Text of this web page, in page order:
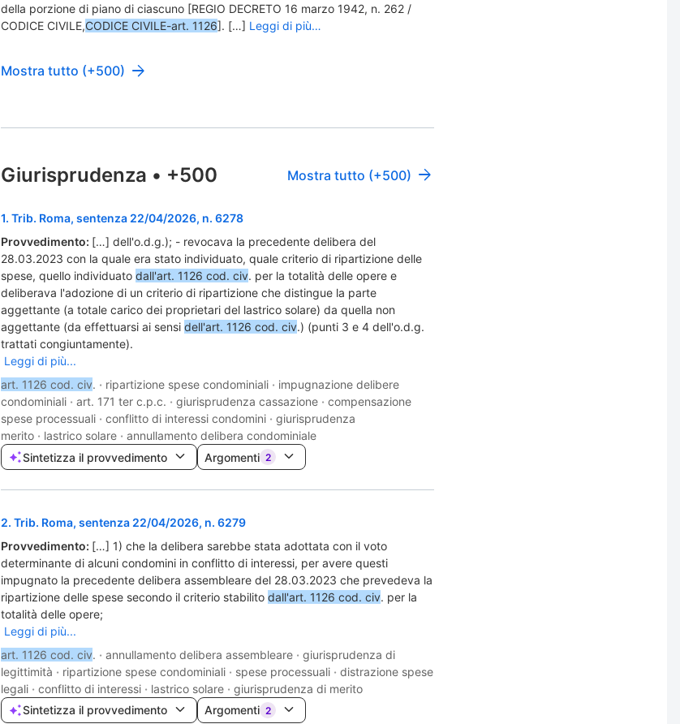
della porzione di piano di ciascuno [REGIO DECRETO 16 marzo 1942, n. 262 /
CODICE CIVILE,CODICE CIVILE-art. 1126]. […] Leggi di più…
Mostra tutto (+500)
Giurisprudenza • +500 Mostra tutto (+500)
1.Trib. Roma, sentenza 22/04/2026, n. 6278
Provvedimento: […] dell'o.d.g.); - revocava la precedente delibera del
28.03.2023 con la quale era stato individuato, quale criterio di ripartizione delle
spese, quello individuatodall'art. 1126 cod. civ. per la totalità delle opere e
deliberava l'adozione di un criterio di ripartizione che distingue la parte
aggettante (a totale carico dei proprietari del lastrico solare) da quella non
aggettante (da effettuarsi ai sensidell'art. 1126 cod. civ.) (punti 3 e 4 dell'o.d.g.
trattati congiuntamente).
Leggi di più...
art. 1126 cod. civ. · ripartizione spese condominiali · impugnazione delibere
condominiali · art. 171 ter c.p.c. · giurisprudenza cassazione · compensazione
spese processuali · conflitto di interessi condomini · giurisprudenza
merito · lastrico solare · annullamento delibera condominiale
Sintetizza il provvedimento
Argomenti 2
2.Trib. Roma, sentenza 22/04/2026, n. 6279
Provvedimento: […] 1) che la delibera sarebbe stata adottata con il voto
determinante di alcuni condomini in conflitto di interessi, per avere questi
impugnato la precedente delibera assembleare del 28.03.2023 che prevedeva la
ripartizione delle spese secondo il criterio stabilitodall'art. 1126 cod. civ. per la
totalità delle opere;
Leggi di più...
art. 1126 cod. civ. · annullamento delibera assembleare · giurisprudenza di
legittimità · ripartizione spese condominiali · spese processuali · distrazione spese
legali · conflitto di interessi · lastrico solare · giurisprudenza di merito
Sintetizza il provvedimento
Argomenti 2